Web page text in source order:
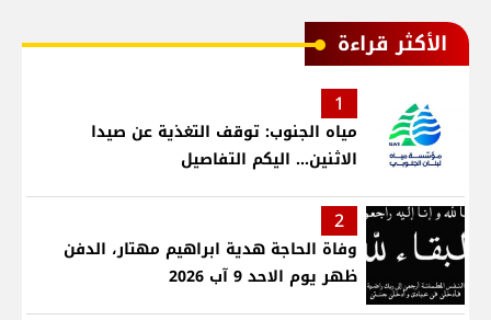
الأكثر قراءة
1
مياه الجنوب: توقف التغذية عن صيدا
الاثنين... اليكم التفاصيل
2
وفاة الحاجة هدية ابراهيم مهتار، الدفن
ظهر يوم الاحد 9 آب 2026